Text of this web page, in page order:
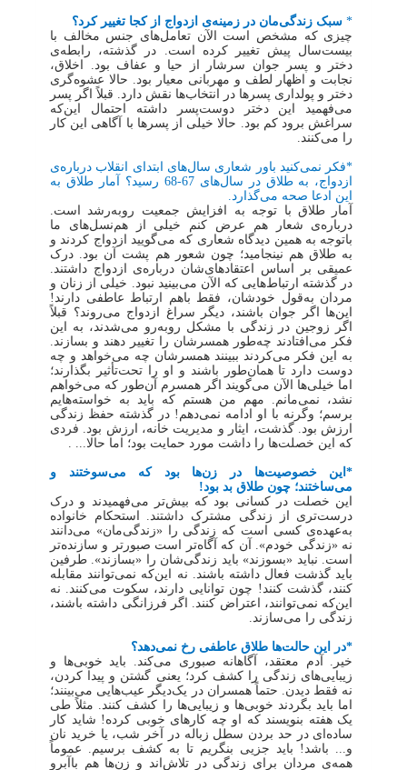
* سبک زندگی‌مان در زمینه‌ی ازدواج از کجا تغییر کرد؟
چیزی که مشخص است الآن تعامل‌های جنس مخالف با
بیست‌سال پیش تغییر کرده است. در گذشته، رابطه‌ی
دختر و پسر جوان سرشار از حیا و عفاف بود. اخلاق،
نجابت و اظهار لطف و مهربانی معیار بود. حالا عشوه‌گری
دختر و پولداری پسرها در انتخاب‌ها نقش دارد. قبلاً اگر پسر
می‌فهمید این دختر دوست‌پسر داشته احتمال این‌که
سراغش برود کم بود. حالا خیلی از پسرها با آگاهی این کار
را می‌کنند.
*فکر نمی‌کنید باور شعاری سال‌های ابتدای انقلاب درباره‌ی
ازدواج، به طلاق در سال‌های 67-68 رسید؟ آمار طلاق به
این ادعا صحه می‌گذارد.
آمار طلاق با توجه به افزایش جمعیت روبه‌رشد است.
درباره‌ی شعار هم عرض کنم خیلی از هم‌نسل‌های ما
باتوجه به همین دیدگاه شعاری که می‌گویید ازدواج کردند و
به طلاق هم نینجامید؛ چون شعور هم پشت آن بود. درک
عمیقی بر اساس اعتقادهای‌شان درباره‌ی ازدواج داشتند.
در گذشته ارتباط‌هایی که الآن می‌بینید نبود. خیلی از زنان و
مردان به‌قول خودشان، فقط باهم ارتباط عاطفی دارند!
این‌ها اگر جوان باشند، دیگر سراغ ازدواج می‌روند؟ قبلاً
اگر زوجین در زندگی با مشکل روبه‌رو می‌شدند، به این
فکر می‌افتادند چه‌طور همسرشان را تغییر دهند و بسازند.
به این فکر می‌کردند ببینند همسرشان چه می‌خواهد و چه
دوست دارد تا همان‌طور باشند و او را تحت‌تأثیر بگذارند؛
اما خیلی‌ها الآن می‌گویند اگر همسرم آن‌طور که می‌خواهم
نشد، نمی‌مانم. مهم من هستم که باید به خواسته‌هایم
برسم؛ وگرنه با او ادامه نمی‌دهم! در گذشته حفظ زندگی
ارزش بود. گذشت، ایثار و مدیریت خانه، ارزش بود. فردی
که این خصلت‌ها را داشت مورد حمایت بود؛ اما حالا... .
*این خصوصیت‌ها در زن‌ها بود که می‌سوختند و
می‌ساختند؛ چون طلاق بد بود!
این خصلت در کسانی بود که بیش‌تر می‌فهمیدند و درک
درست‌تری از زندگی مشترک داشتند. استحکام خانواده
به‌عهده‌ی کسی است که زندگی را «زندگی‌مان» می‌دانند
نه «زندگی خودم». آن که آگاه‌تر است صبورتر و سازنده‌تر
است. نباید «بسوزند» باید زندگی‌شان را «بسازند». طرفین
باید گذشت فعال داشته باشند. نه این‌که نمی‌توانند مقابله
کنند، گذشت کنند! چون توانایی دارند، سکوت می‌کنند. نه
این‌که نمی‌توانند، اعتراض کنند. اگر فرزانگی داشته باشند،
زندگی را می‌سازند.
*در این حالت‌ها طلاق عاطفی رخ نمی‌دهد؟
خیر. آدم معتقد، آگاهانه صبوری می‌کند. باید خوبی‌ها و
زیبایی‌های زندگی را کشف کرد؛ یعنی گشتن و پیدا کردن،
نه فقط دیدن. حتماً همسران در یک‌دیگر عیب‌هایی می‌بینند؛
اما باید بگردند خوبی‌ها و زیبایی‌ها را کشف کنند. مثلاً طی
یک هفته بنویسند که او چه کارهای خوبی کرده! شاید کار
ساده‌ای در حد بردن سطل زباله در آخر شب، یا خرید نان
و... باشد! باید جزیی بنگریم تا به کشف برسیم. عموماً
همه‌ی مردان برای زندگی در تلاش‌اند و زن‌ها هم باآبرو